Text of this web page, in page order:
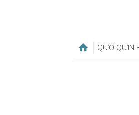
QU’O QU’IN